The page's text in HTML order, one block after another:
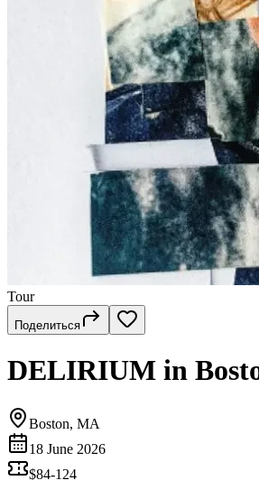
Tour
Поделиться
DELIRIUM in
Boston, MA
18 June 2026
$84-124